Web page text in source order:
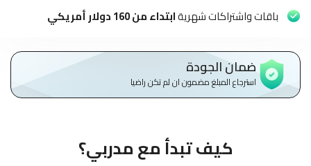
نحن
الشروط
والأحكام
باقات واشتراكات شهريةابتداء من 160 دولار أمريكي
ضمان الجودة
استرجاع المبلغ مضمون ان لم تكن راضيا
كيف تبدأ مع مدربي؟